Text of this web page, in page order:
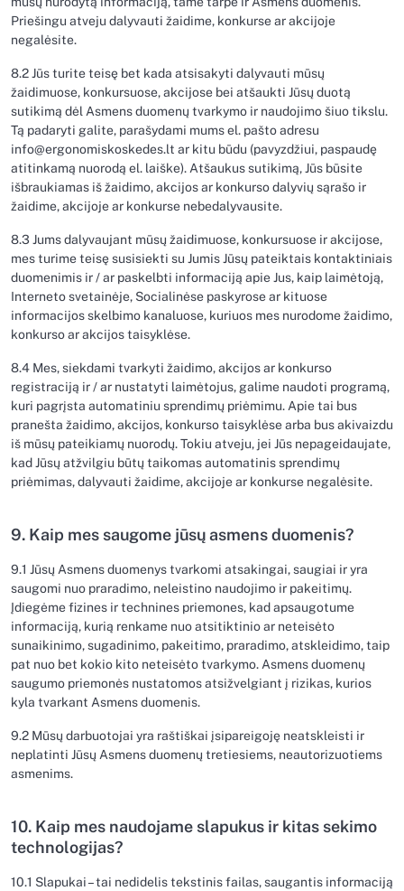
Priešingu atveju dalyvauti žaidime, konkurse ar akcijoje
negalėsite.
8.2 Jūs turite teisę bet kada atsisakyti dalyvauti mūsų
žaidimuose, konkursuose, akcijose bei atšaukti Jūsų duotą
sutikimą dėl Asmens duomenų tvarkymo ir naudojimo šiuo tikslu.
Tą padaryti galite, parašydami mums el. pašto adresu
info@ergonomiskoskedes.lt ar kitu būdu (pavyzdžiui, paspaudę
atitinkamą nuorodą el. laiške). Atšaukus sutikimą, Jūs būsite
išbraukiamas iš žaidimo, akcijos ar konkurso dalyvių sąrašo ir
žaidime, akcijoje ar konkurse nebedalyvausite.
8.3 Jums dalyvaujant mūsų žaidimuose, konkursuose ir akcijose,
mes turime teisę susisiekti su Jumis Jūsų pateiktais kontaktiniais
duomenimis ir / ar paskelbti informaciją apie Jus, kaip laimėtoją,
Interneto svetainėje, Socialinėse paskyrose ar kituose
informacijos skelbimo kanaluose, kuriuos mes nurodome žaidimo,
konkurso ar akcijos taisyklėse.
8.4 Mes, siekdami tvarkyti žaidimo, akcijos ar konkurso
registraciją ir / ar nustatyti laimėtojus, galime naudoti programą,
kuri pagrįsta automatiniu sprendimų priėmimu. Apie tai bus
pranešta žaidimo, akcijos, konkurso taisyklėse arba bus akivaizdu
iš mūsų pateikiamų nuorodų. Tokiu atveju, jei Jūs nepageidaujate,
kad Jūsų atžvilgiu būtų taikomas automatinis sprendimų
priėmimas, dalyvauti žaidime, akcijoje ar konkurse negalėsite.
9. Kaip mes saugome jūsų asmens duomenis?
9.1 Jūsų Asmens duomenys tvarkomi atsakingai, saugiai ir yra
saugomi nuo praradimo, neleistino naudojimo ir pakeitimų.
Įdiegėme fizines ir technines priemones, kad apsaugotume
informaciją, kurią renkame nuo atsitiktinio ar neteisėto
sunaikinimo, sugadinimo, pakeitimo, praradimo, atskleidimo, taip
pat nuo bet kokio kito neteisėto tvarkymo. Asmens duomenų
saugumo priemonės nustatomos atsižvelgiant į rizikas, kurios
kyla tvarkant Asmens duomenis.
9.2 Mūsų darbuotojai yra raštiškai įsipareigoję neatskleisti ir
neplatinti Jūsų Asmens duomenų tretiesiems, neautorizuotiems
asmenims.
10. Kaip mes naudojame slapukus ir kitas sekimo
technologijas?
10.1 Slapukai – tai nedidelis tekstinis failas, saugantis informaciją